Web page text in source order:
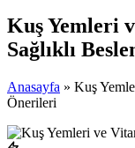
Kuş Yemleri
Sağlıklı
Anasayfa » Kuş
Önerileri